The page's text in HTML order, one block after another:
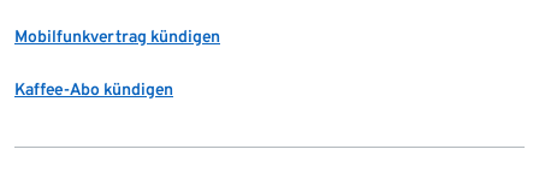
Mobilfunkvertrag kündigen
Kaffee-Abo kündigen